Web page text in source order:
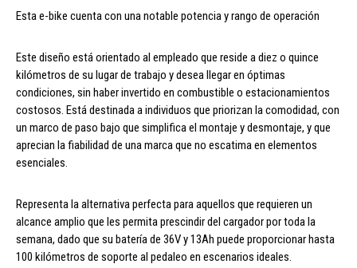
Esta e-bike cuenta con una notable potencia y rango de operación
Este diseño está orientado al empleado que reside a diez o quince
kilómetros de su lugar de trabajo y desea llegar en óptimas
condiciones, sin haber invertido en combustible o estacionamientos
costosos. Está destinada a individuos que priorizan la comodidad, con
un marco de paso bajo que simplifica el montaje y desmontaje, y que
aprecian la fiabilidad de una marca que no escatima en elementos
esenciales.
Representa la alternativa perfecta para aquellos que requieren un
alcance amplio que les permita prescindir del cargador por toda la
semana, dado que su batería de 36V y 13Ah puede proporcionar hasta
100 kilómetros de soporte al pedaleo en escenarios ideales.